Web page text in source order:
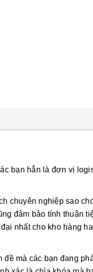
bạn hẳn là đơn vị
chuyên nghiệp sao
đảm bảo tính thuận
nhất cho kho hàng
mà các bạn đang